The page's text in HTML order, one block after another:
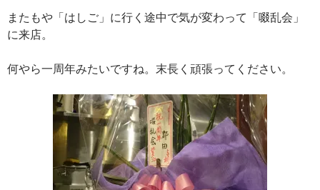
またもや「はしご」に行く途中で気が変わって「啜乱会」
に来店。
何やら一周年みたいですね。末長く頑張ってください。